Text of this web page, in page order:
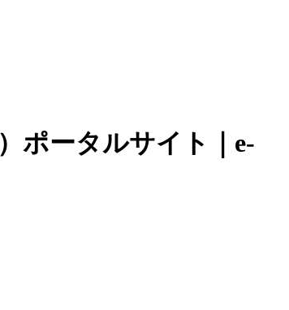
ポータルサイト｜e-